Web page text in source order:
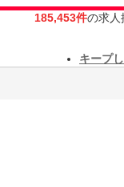
185,453件の求人
キープ